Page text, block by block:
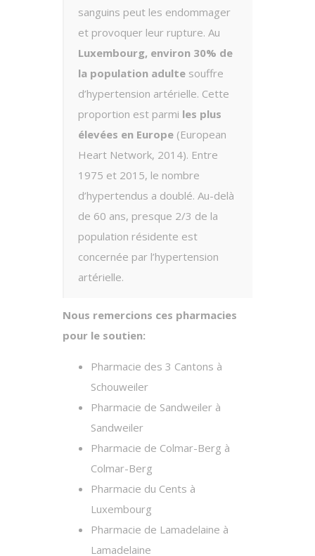
sanguins peut les endommager
et provoquer leur rupture. Au
Luxembourg, environ 30% de
la population adulte souffre
d’hypertension artérielle. Cette
proportion est parmi les plus
élevées en Europe (European
Heart Network, 2014). Entre
1975 et 2015, le nombre
d’hypertendus a doublé. Au-delà
de 60 ans, presque 2/3 de la
population résidente est
concernée par l’hypertension
artérielle.
Nous remercions ces pharmacies
pour le soutien:
Pharmacie des 3 Cantons à
Schouweiler
Pharmacie de Sandweiler à
Sandweiler
Pharmacie de Colmar-Berg à
Colmar-Berg
Pharmacie du Cents à
Luxembourg
Pharmacie de Lamadelaine à
Lamadelaine